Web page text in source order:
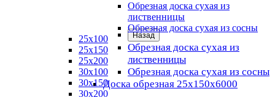
Назад
Обрезная доска сухая из
лиственницы
Обрезная доска сухая из сосны
Доска обрезная 25х150х6000
Обрезная доска сухая из
лиственницы
Обрезная доска сухая из сосны
25х100
25х150
25х200
30х100
30х150
30х200